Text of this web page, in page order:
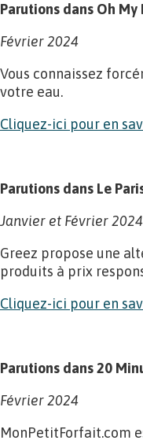
Parutions dans Oh My
Février 2024
Vous connaissez
votre eau.
Cliquez-ici pour en
Parutions dans Le
Janvier et Février 2024
Greez propose une
produits à prix
Cliquez-ici pour en
Parutions dans 20
Février 2024
MonPetitForfait.com